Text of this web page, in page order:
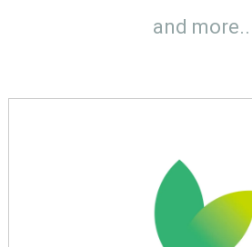
and